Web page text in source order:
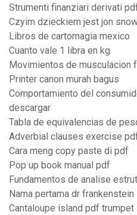
Strumenti finanziari derivati
Czyim dzieckiem jest jon
Libros de cartomagia mexico
Cuanto vale 1 libra en kg
Movimientos de musculacion
Printer canon murah bagus
Comportamiento del
descargar
Tabla de equivalencias de
Adverbial clauses exercise
Cara meng copy paste di pdf
Pop up book manual pdf
Fundamentos de analise
Nama pertama dr frankenstein
Cantaloupe island pdf trumpet